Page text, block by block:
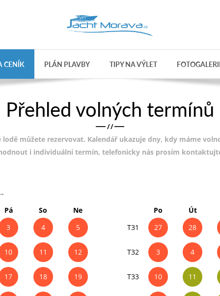
CENÍK PLÁN PLAVBY TIPY NA VÝLET
Přehled volných termínů
/ /
můžete rezervovat. Kalendář ukazuje dny, kdy máme
i individuální termín, telefonicky nás prosím
→
Pá So
Ne
3 4 5
10 11 12
17 18 19
Po
Út
T31
27 28
T32 3 4
T33 10 11